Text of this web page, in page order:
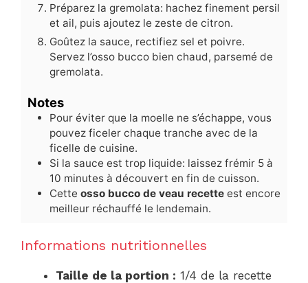
Préparez la gremolata: hachez finement persil
et ail, puis ajoutez le zeste de citron.
Goûtez la sauce, rectifiez sel et poivre.
Servez l’osso bucco bien chaud, parsemé de
gremolata.
Notes
Pour éviter que la moelle ne s’échappe, vous
pouvez ficeler chaque tranche avec de la
ficelle de cuisine.
Si la sauce est trop liquide: laissez frémir 5 à
10 minutes à découvert en fin de cuisson.
Cette osso bucco de veau recette est encore
meilleur réchauffé le lendemain.
Informations nutritionnelles
Taille de la portion : 1/4 de la recette